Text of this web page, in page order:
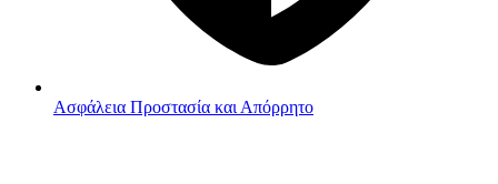
Ασφάλεια Προστασία και Απόρρητο